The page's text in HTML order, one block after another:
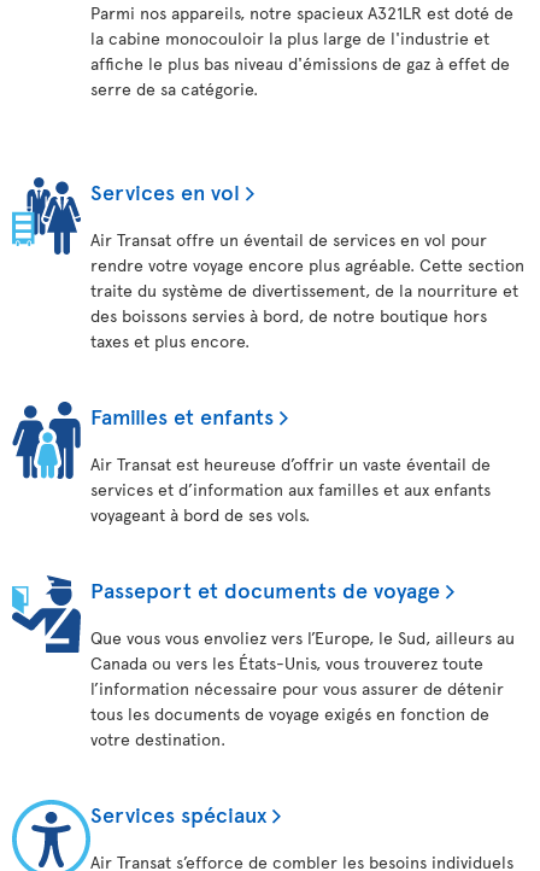
Parmi nos appareils, notre spacieux A321LR est doté de
la cabine monocouloir la plus large de l'industrie et
affiche le plus bas niveau d'émissions de gaz à effet de
serre de sa catégorie.
Services en vol
Air Transat offre un éventail de services en vol pour
rendre votre voyage encore plus agréable. Cette section
traite du système de divertissement, de la nourriture et
des boissons servies à bord, de notre boutique hors
taxes et plus encore.
Familles et enfants
Air Transat est heureuse d’offrir un vaste éventail de
services et d’information aux familles et aux enfants
voyageant à bord de ses vols.
Passeport et documents de voyage
Que vous vous envoliez vers l’Europe, le Sud, ailleurs au
Canada ou vers les États-Unis, vous trouverez toute
l’information nécessaire pour vous assurer de détenir
tous les documents de voyage exigés en fonction de
votre destination.
Services spéciaux
Air Transat s’efforce de combler les besoins individuels